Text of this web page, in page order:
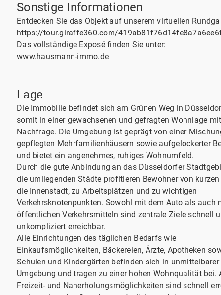
Sonstige Informationen
Entdecken Sie das Objekt auf unserem virtuellen
https://tour.giraffe360.com/
Das vollständige Exposé finden Sie unter:
www.hausmann-immo.de
Lage
Die Immobilie befindet sich am Grünen Weg in
somit in einer gewachsenen und gefragten Wohnlage
Nachfrage. Die Umgebung ist geprägt von einer
gepflegten Mehrfamilienhäusern sowie aufgelockerter
und bietet ein angenehmes, ruhiges Wohnumfeld.
Durch die gute Anbindung an das Düsseldorfer
die umliegenden Städte profitieren Bewohner von kurzen
die Innenstadt, zu Arbeitsplätzen und zu wichtigen
Verkehrsknotenpunkten. Sowohl mit dem Auto als auch
öffentlichen Verkehrsmitteln sind zentrale Ziele schnell
unkompliziert erreichbar.
Alle Einrichtungen des täglichen Bedarfs wie
Einkaufsmöglichkeiten, Bäckereien, Ärzte, Apotheken
Schulen und Kindergärten befinden sich in unmittelbarer
Umgebung und tragen zu einer hohen Wohnqualität bei.
Freizeit- und Naherholungsmöglichkeiten sind schnell